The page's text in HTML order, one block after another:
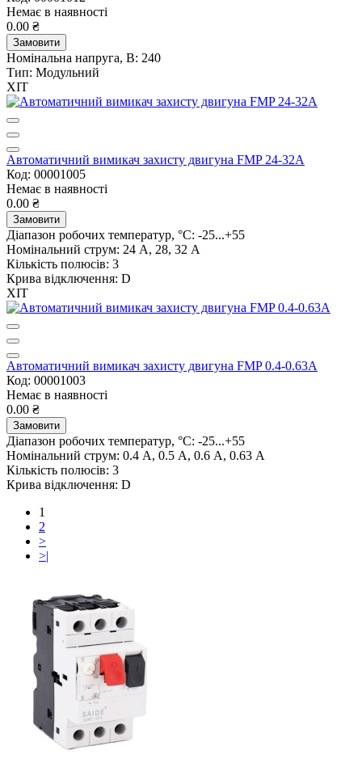
Немає в наявності
0.00 ₴
Замовити
Номінальна напруга, В: 240
Тип: Модульний
ХІТ
Автоматичний вимикач захисту двигуна FMP 24-32A
Код: 00001005
Немає в наявності
0.00 ₴
Замовити
Діапазон робочих температур, °C: -25...+55
Номінальний струм: 24 А, 28, 32 А
Кількість полюсів: 3
Крива відключення: D
ХІТ
Автоматичний вимикач захисту двигуна FMP 0.4-0.63A
Код: 00001003
Немає в наявності
0.00 ₴
Замовити
Діапазон робочих температур, °C: -25...+55
Номінальний струм: 0.4 А, 0.5 А, 0.6 А, 0.63 А
Кількість полюсів: 3
Крива відключення: D
1
2
>
>|